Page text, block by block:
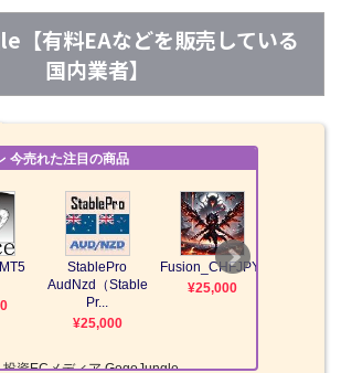
【有料EAなどを販売している
国内業者】